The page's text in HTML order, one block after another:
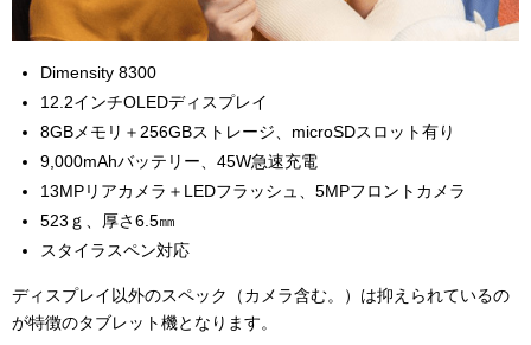
Dimensity 8300
12.2インチOLEDディスプレイ
8GBメモリ＋256GBストレージ、microSDスロット有り
9,000mAhバッテリー、45W急速充電
13MPリアカメラ＋LEDフラッシュ、5MPフロントカメラ
523ｇ、厚さ6.5㎜
スタイラスペン対応
ディスプレイ以外のスペック（カメラ含む。）は抑えられているの
が特徴のタブレット機となります。